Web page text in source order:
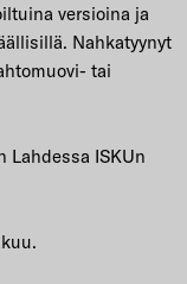
versioina ja
Nahkatyynyt
tai
Lahdessa ISKUn